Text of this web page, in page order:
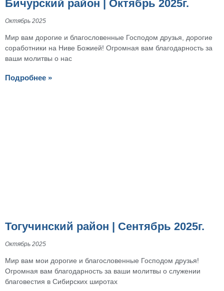
Бичурский район | Октябрь 2025г.
Октябрь 2025
Мир вам дорогие и благословенные Господом друзья, дорогие
соработники на Ниве Божией! Огромная вам благодарность за
ваши молитвы о нас
Подробнее »
Тогучинский район | Сентябрь 2025г.
Октябрь 2025
Мир вам мои дорогие и благословенные Господом друзья!
Огромная вам благодарность за ваши молитвы о служении
благовестия в Сибирских широтах